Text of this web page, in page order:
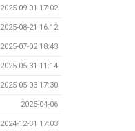
2025-09-01 17:02
2025-08-21 16:12
2025-07-02 18:43
2025-05-31 11:14
2025-05-03 17:30
2025-04-06
2024-12-31 17:03